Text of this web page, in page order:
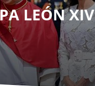
LEÓN XIV